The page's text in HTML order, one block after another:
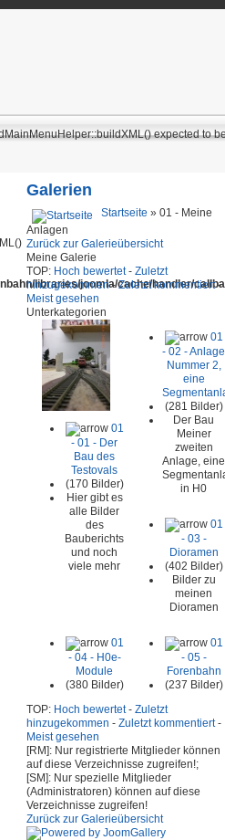
expected to
libraries/joomla/cache/handler/
Galerien
Startseite » 01 - Meine
Anlagen
Zurück zur Galerieübersicht
Meine Galerie
TOP: Hoch bewertet- Zuletzt
hinzugekommen-Zuletzt kommentiert-
Meist gesehen
Unterkategorien
01
- 01 - Der
Bau des
Testovals
(170 Bilder)
Hier gibt es
alle Bilder
des
Bauberichts
und noch
viele mehr
01
- 02 - Anlage
Nummer 2,
eine
(281 Bilder)
Der Bau
Meiner
zweiten
Anlage, eine
in H0
01
- 03 -
Dioramen
(402 Bilder)
Bilder zu
meinen
Dioramen
01
- 04 - H0e-
Module
(380 Bilder)
01
- 05 -
Forenbahn
(237 Bilder)
TOP: Hoch bewertet- Zuletzt
hinzugekommen - Zuletzt kommentiert-
Meist gesehen
[RM]: Nur registrierte Mitglieder können
auf diese Verzeichnisse zugreifen!;
[SM]: Nur spezielle Mitglieder
(Administratoren) können auf diese
Verzeichnisse zugreifen!
Zurück zur Galerieübersicht